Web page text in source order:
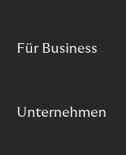
Für Business
Unternehmen